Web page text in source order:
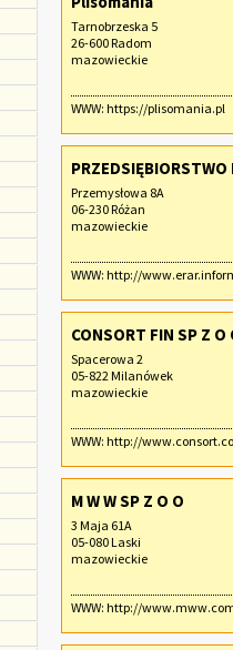
Tarnobrzeska 5
26-600 Radom
mazowieckie
WWW: https://plisomania.pl
PRZEDSIĘBIORSTWO
Przemysłowa 8A
06-230 Różan
mazowieckie
WWW: http://
CONSORT FIN SP Z O
Spacerowa 2
05-822 Milanówek
mazowieckie
WWW: http://
M W W SP Z O O
3 Maja 61A
05-080 Laski
mazowieckie
WWW: http://